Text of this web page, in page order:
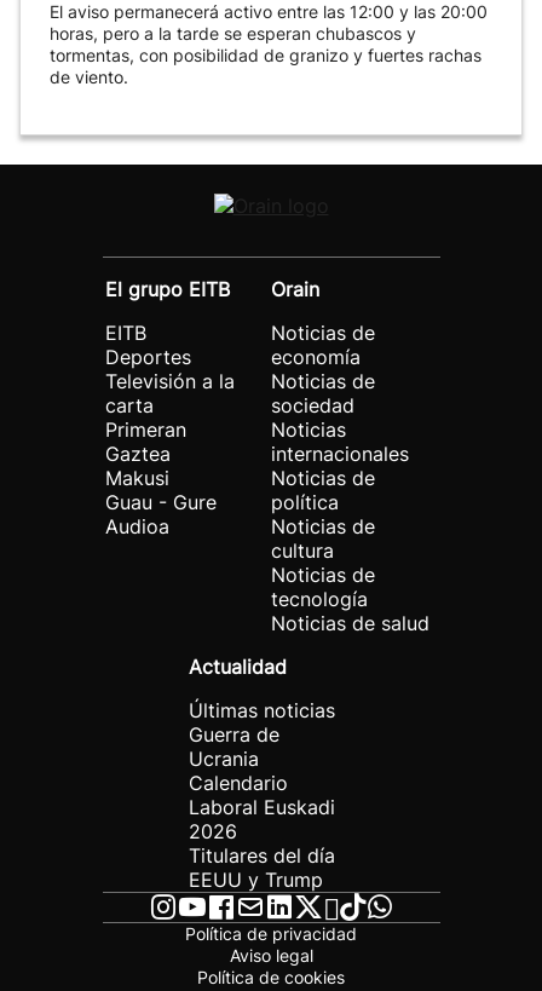
El aviso permanecerá activo entre las 12:00 y las 20:00
horas, pero a la tarde se esperan chubascos y
tormentas, con posibilidad de granizo y fuertes rachas
de viento.
El grupo EITB
EITB
Deportes
Televisión a la
carta
Primeran
Gaztea
Makusi
Guau - Gure
Audioa
Orain
Noticias de
economía
Noticias de
sociedad
Noticias
internacionales
Noticias de
política
Noticias de
cultura
Noticias de
tecnología
Noticias de salud
Actualidad
Últimas noticias
Guerra de
Ucrania
Calendario
Laboral Euskadi
2026
Titulares del día
EEUU y Trump
Política de privacidad
Aviso legal
Política de cookies